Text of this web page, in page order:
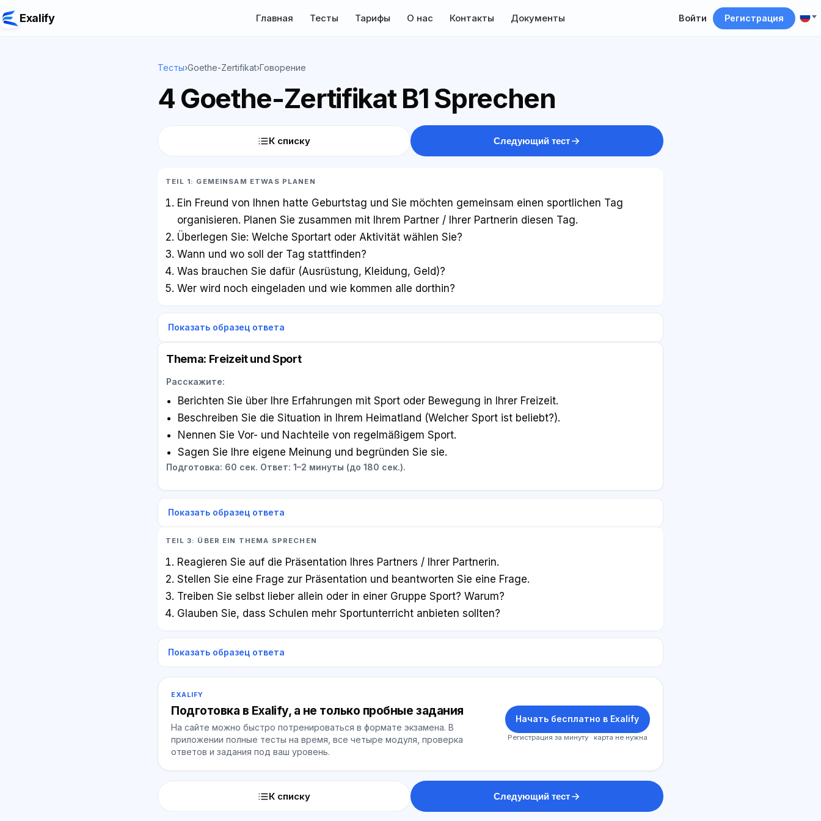
Exalify Главная Тесты Тарифы О нас Контакты Документы Войти Регистрация
Тесты›Goethe-Zertifikat›Говорение
4 Goethe-Zertifikat B1 Sprechen
К списку Следующий тест
TEIL 1: GEMEINSAM ETWAS PLANEN
Ein Freund von Ihnen hatte Geburtstag und Sie möchten gemeinsam einen sportlichen Tag
organisieren. Planen Sie zusammen mit Ihrem Partner / Ihrer Partnerin diesen Tag.
Überlegen Sie: Welche Sportart oder Aktivität wählen Sie?
Wann und wo soll der Tag stattfinden?
Was brauchen Sie dafür (Ausrüstung, Kleidung, Geld)?
Wer wird noch eingeladen und wie kommen alle dorthin?
Показать образец ответа
Thema: Freizeit und Sport
Расскажите:
Berichten Sie über Ihre Erfahrungen mit Sport oder Bewegung in Ihrer Freizeit.
Beschreiben Sie die Situation in Ihrem Heimatland (Welcher Sport ist beliebt?).
Nennen Sie Vor- und Nachteile von regelmäßigem Sport.
Sagen Sie Ihre eigene Meinung und begründen Sie sie.
Подготовка: 60 сек. Ответ: 1–2 минуты (до 180 сек.).
Показать образец ответа
TEIL 3: ÜBER EIN THEMA SPRECHEN
Reagieren Sie auf die Präsentation Ihres Partners / Ihrer Partnerin.
Stellen Sie eine Frage zur Präsentation und beantworten Sie eine Frage.
Treiben Sie selbst lieber allein oder in einer Gruppe Sport? Warum?
Glauben Sie, dass Schulen mehr Sportunterricht anbieten sollten?
Показать образец ответа
EXALIFY
Подготовка в Exalify, а не только пробные задания
На сайте можно быстро потренироваться в формате экзамена. В
приложении полные тесты на время, все четыре модуля, проверка
ответов и задания под ваш уровень.
Начать бесплатно в Exalify
Регистрация за минуту · карта не нужна
К списку Следующий тест